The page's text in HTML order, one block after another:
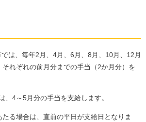
は、毎年2月、4月、6月、8月、10月、12月
それぞれの前月分までの手当（2か月分）を
4～5月分の手当を支給します。
る場合は、直前の平日が支給日となりま